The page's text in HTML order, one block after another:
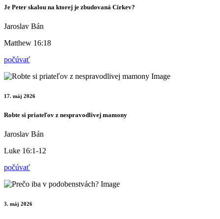
Je Peter skalou na ktorej je zbudovaná Cirkev?
Jaroslav Bán
Matthew 16:18
počúvať
17. máj 2026
Robte si priateľov z nespravodlivej mamony
Jaroslav Bán
Luke 16:1-12
počúvať
3. máj 2026